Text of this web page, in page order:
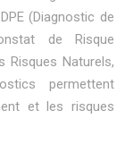
(Diagnostic de
de Risque
Risques Naturels,
permettent
et les risques